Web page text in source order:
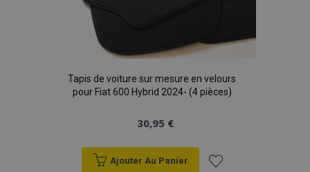
Tapis de voiture sur mesure en velours
pour Fiat 600 Hybrid 2024- (4 pièces)
30,95 €
Ajouter Au Panier